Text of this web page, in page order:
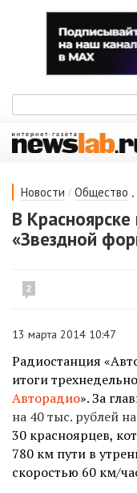
Новости / Общество ,
В
«Звездной
2
13 марта 2014 10:47
Радиостанция
итоги
Авторадио». За
на 40 тыс. рублей
30 красноярцев,
780 км пути в
скоростью 60 км/